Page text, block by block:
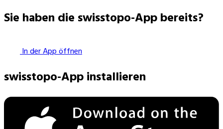
Sie haben die swisstopo-App bereits?
In der App öffnen
swisstopo-App installieren